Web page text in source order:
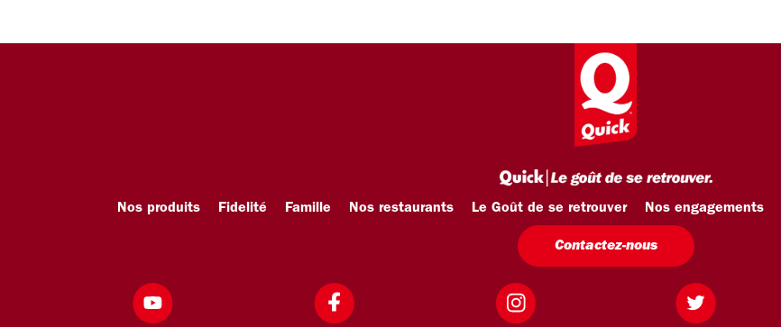
Nos produits Fidelité Famille Nos restaurants Le Goût de se retrouver Nos engagements
Contactez-nous